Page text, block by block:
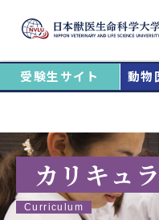
受験生サイト 動物
カリキュ
Curriculum